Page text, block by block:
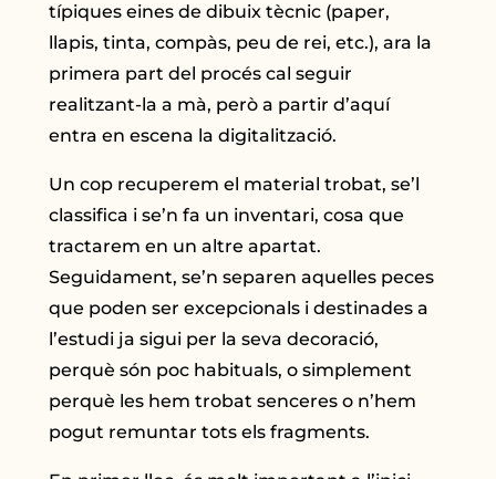
típiques eines de dibuix tècnic (paper,
llapis, tinta, compàs, peu de rei, etc.), ara la
primera part del procés cal seguir
realitzant-la a mà, però a partir d’aquí
entra en escena la digitalització.
Un cop recuperem el material trobat, se’l
classifica i se’n fa un inventari, cosa que
tractarem en un altre apartat.
Seguidament, se’n separen aquelles peces
que poden ser excepcionals i destinades a
l’estudi ja sigui per la seva decoració,
perquè són poc habituals, o simplement
perquè les hem trobat senceres o n’hem
pogut remuntar tots els fragments.